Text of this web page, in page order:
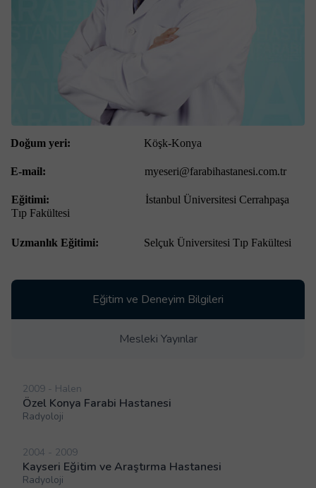
Doğum yeri: Köşk-Konya
E-mail:myeseri@farabihastanesi.com.tr
Eğitimi: İstanbul Üniversitesi Cerrahpaşa
Tıp Fakültesi
Uzmanlık Eğitimi: Selçuk Üniversitesi Tıp Fakültesi
Eğitim ve Deneyim Bilgileri
Mesleki Yayınlar
2009 - Halen
Özel Konya Farabi Hastanesi
Radyoloji
2004 - 2009
Kayseri Eğitim ve Araştırma Hastanesi
Radyoloji